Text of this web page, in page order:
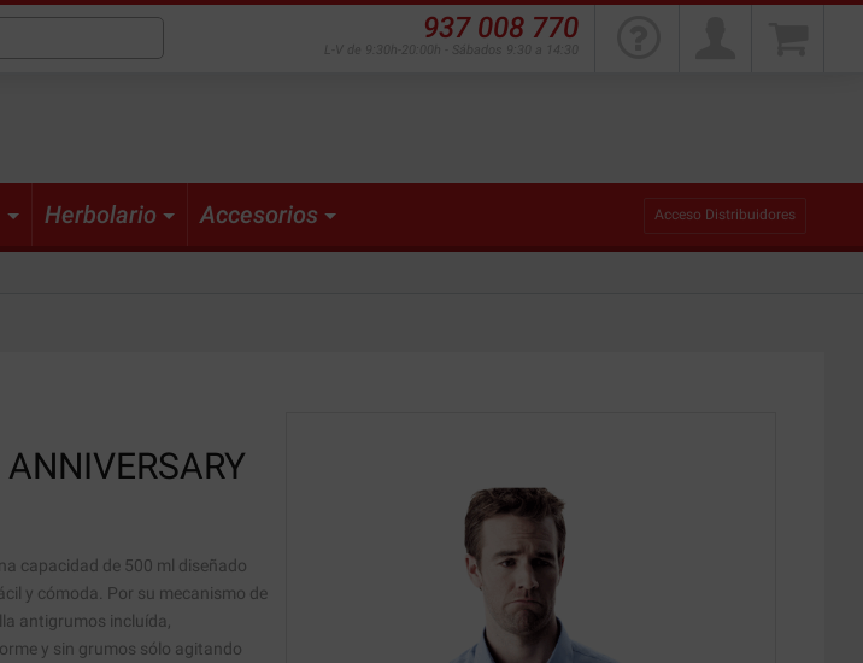
937 008 770
Herbolario Accesorios Acceso Distribuidores
capacidad de 500 ml diseñado
y cómoda. Por su mecanismo de
antigrumos incluída,
y sin grumos sólo agitando